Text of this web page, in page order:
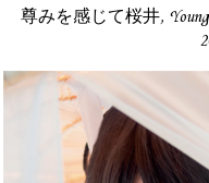
尊みを感じて桜井,